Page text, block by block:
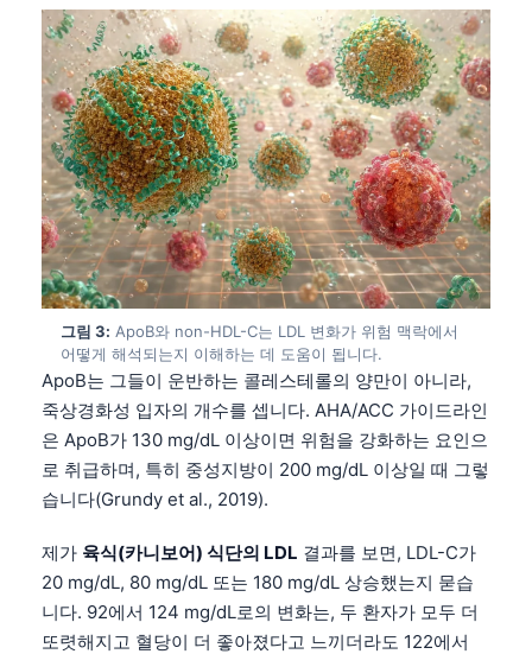
그림 3: ApoB와 non-HDL-C는 LDL 변화가 위험 맥락에서
어떻게 해석되는지 이해하는 데 도움이 됩니다.
ApoB는 그들이 운반하는 콜레스테롤의 양만이 아니라,
죽상경화성 입자의 개수를 셉니다. AHA/ACC 가이드라인
은 ApoB가 130 mg/dL 이상이면 위험을 강화하는 요인으
로 취급하며, 특히 중성지방이 200 mg/dL 이상일 때 그렇
습니다(Grundy et al., 2019).
제가 육식(카니보어) 식단의 LDL 결과를 보면, LDL-C가
20 mg/dL, 80 mg/dL 또는 180 mg/dL 상승했는지 묻습
니다. 92에서 124 mg/dL로의 변화는, 두 환자가 모두 더
또렷해지고 혈당이 더 좋아졌다고 느끼더라도 122에서